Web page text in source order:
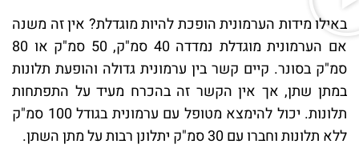
באילו מידות הערמונית הופכת להיות מוגדלת? אין זה משנה
אם הערמונית מוגדלת נמדדה 40 סמ"ק, 50 סמ"ק או 80
סמ"ק בסונר. קיים קשר בין ערמונית גדולה והופעת תלונות
במתן שתן, אך אין הקשר זה בהכרח מעיד על התפתחות
תלונות. יכול להימצא מטופל עם ערמונית בגודל 100 סמ"ק
ללא תלונות וחברו עם 30 סמ"ק יתלונן רבות על מתן השתן.